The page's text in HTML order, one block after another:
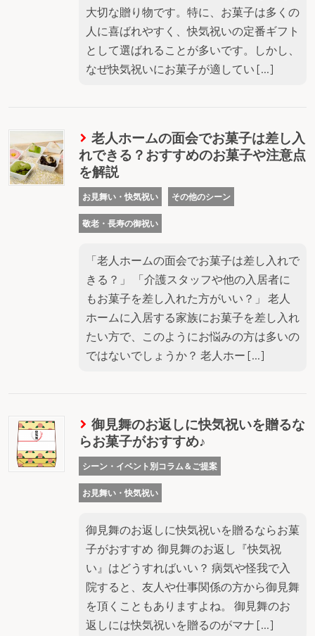
大切な贈り物です。特に、お菓子は多くの
人に喜ばれやすく、快気祝いの定番ギフト
として選ばれることが多いです。しかし、
なぜ快気祝いにお菓子が適してい […]
老人ホームの面会でお菓子は差し入
れできる？おすすめのお菓子や注意点
を解説
お見舞い・快気祝い その他のシーン
敬老・長寿の御祝い
「老人ホームの面会でお菓子は差し入れで
きる？」 「介護スタッフや他の入居者に
もお菓子を差し入れた方がいい？」 老人
ホームに入居する家族にお菓子を差し入れ
たい方で、このようにお悩みの方は多いの
ではないでしょうか？ 老人ホー […]
御見舞のお返しに快気祝いを贈るな
らお菓子がおすすめ♪
シーン・イベント別コラム＆ご提案
お見舞い・快気祝い
御見舞のお返しに快気祝いを贈るならお菓
子がおすすめ 御見舞のお返し『快気祝
い』はどうすればいい？ 病気や怪我で入
院すると、友人や仕事関係の方から御見舞
を頂くこともありますよね。 御見舞のお
返しには快気祝いを贈るのがマナ […]